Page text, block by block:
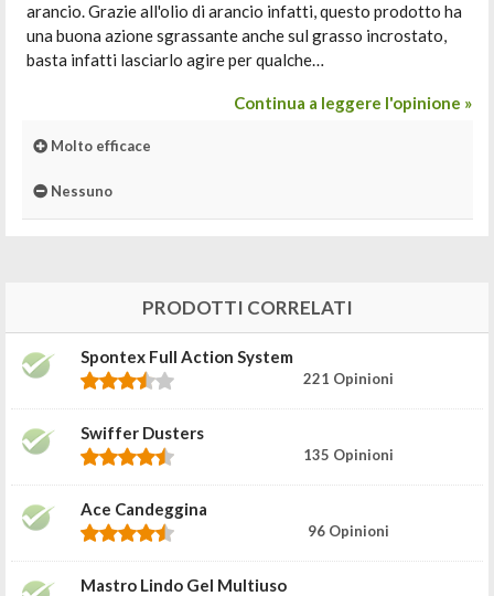
arancio. Grazie all'olio di arancio infatti, questo prodotto ha
una buona azione sgrassante anche sul grasso incrostato,
basta infatti lasciarlo agire per qualche…
Continua a leggere l'opinione »
Molto efficace
Nessuno
PRODOTTI CORRELATI
Spontex Full Action System
221 Opinioni
Swiffer Dusters
135 Opinioni
Ace Candeggina
96 Opinioni
Mastro Lindo Gel Multiuso